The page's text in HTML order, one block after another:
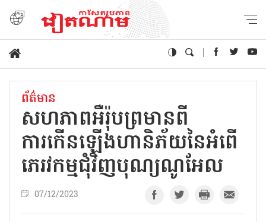
ព័ត៌មាន
សហភាពអឺរ៉ុបព្រមានពី
ការកើនឡើងហានិភ័យនៃអំពើ
ភេរវកម្មជុំវិញបុណ្យណូអែល
07/12/2023